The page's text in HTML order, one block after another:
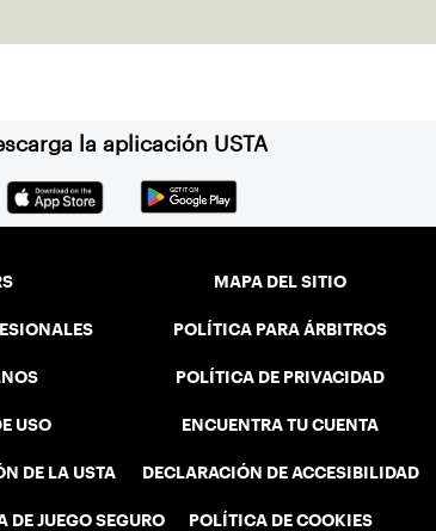
la aplicación USTA
USO
DE LA USTA
DE JUEGO SEGURO
MAPA DEL SITIO
POLÍTICA PARA ÁRBITROS
POLÍTICA DE PRIVACIDAD
ENCUENTRA TU CUENTA
DECLARACIÓN DE ACCESIBILIDAD
POLÍTICA DE COOKIES